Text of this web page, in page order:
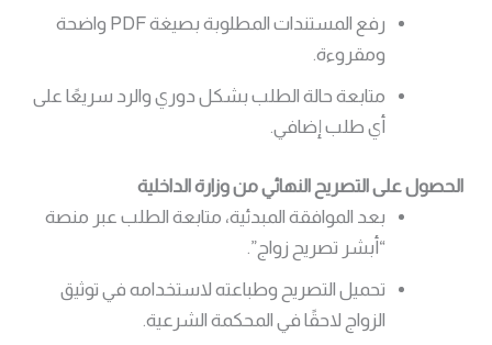
رفع المستندات المطلوبة بصيغة PDF واضحة
ومقروءة.
متابعة حالة الطلب بشكل دوري والرد سريعًا على
أي طلب إضافي.
الحصول على التصريح النهائي من وزارة الداخلية
بعد الموافقة المبدئية، متابعة الطلب عبر منصة
“أبشر تصريح زواج”.
تحميل التصريح وطباعته لاستخدامه في توثيق
الزواج لاحقًا في المحكمة الشرعية.